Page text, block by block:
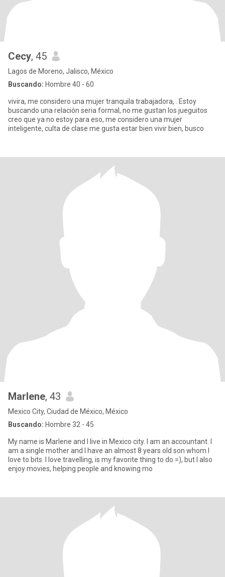
Cecy, 45
Lagos de Moreno, Jalisco, México
Buscando: Hombre 40 - 60
vivira, me considero una mujer tranquila trabajadora, . Estoy
buscando una relación seria formal, no me gustan los jueguitos
creo que ya no estoy para eso, me considero una mujer
inteligente, culta de clase me gusta estar bien vivir bien, busco
Marlene, 43
Mexico City, Ciudad de México, México
Buscando: Hombre 32 - 45
My name is Marlene and I live in Mexico city. I am an accountant. I
am a single mother and I have an almost 8 years old son whom I
love to bits. I love travelling, is my favorite thing to do =), but I also
enjoy movies, helping people and knowing mo